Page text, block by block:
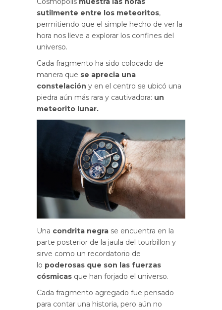
sutilmente entre los meteoritos,
permitiendo que el simple hecho de ver la
hora nos lleve a explorar los confines del
universo.
Cada fragmento ha sido colocado de
manera que se aprecia una
constelación y en el centro se ubicó una
piedra aún más rara y cautivadora: un
meteorito lunar.
Una condrita negra se encuentra en la
parte posterior de la jaula del tourbillon y
sirve como un recordatorio de
lo poderosas que son las fuerzas
cósmicas que han forjado el universo.
Cada fragmento agregado fue pensado
para contar una historia, pero aún no